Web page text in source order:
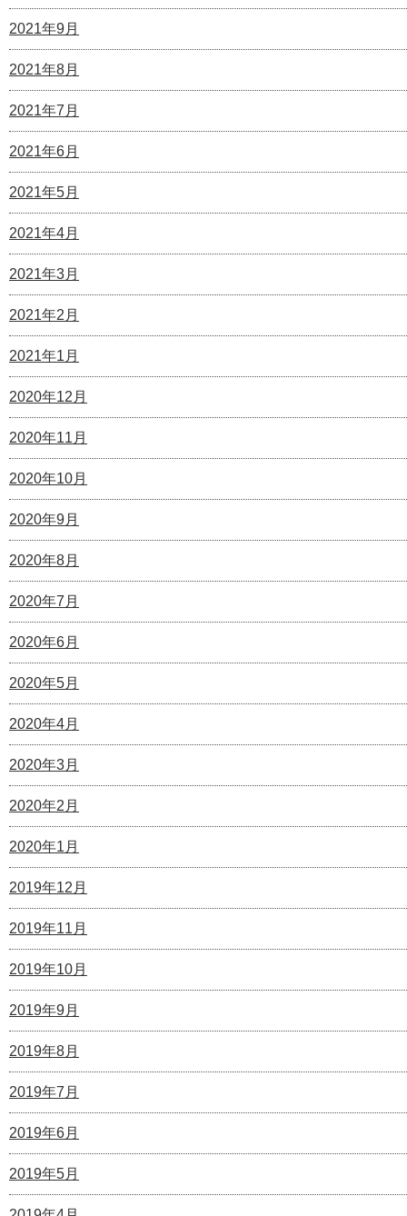
2021年9月
2021年8月
2021年7月
2021年6月
2021年5月
2021年4月
2021年3月
2021年2月
2021年1月
2020年12月
2020年11月
2020年10月
2020年9月
2020年8月
2020年7月
2020年6月
2020年5月
2020年4月
2020年3月
2020年2月
2020年1月
2019年12月
2019年11月
2019年10月
2019年9月
2019年8月
2019年7月
2019年6月
2019年5月